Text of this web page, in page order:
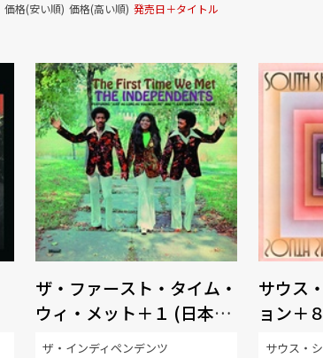
価格(安い順) 価格(高い順) 発売日＋タイトル
ザ・ファースト・タイム・
ウィ・メット＋１ (日本語
解説、歌詞付) 【生産限定
ザ・インディペンデンツ
サウス
ョン＋
詞付)
サウス・